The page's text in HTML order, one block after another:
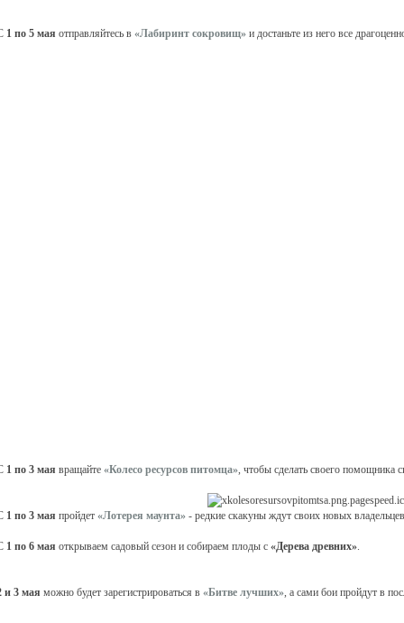
1 по 5 мая отправляйтесь в «Лабиринт сокровищ» и достаньте из него все
1 по 3 мая вращайте «Колесо ресурсов питомца», чтобы сделать своего помощника
1 по 3 мая пройдет «Лотерея маунта» - редкие скакуны ждут своих новых
1 по 6 мая открываем садовый сезон и собираем плоды с «Дерева древних».
и 3 мая можно будет зарегистрироваться в «Битве лучших», а сами бои пройдут в